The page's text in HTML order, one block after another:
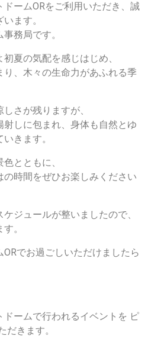
ドームORをご利用いただき、誠
ます。
務局です。
夏の気配を感じはじめ、
り、木々の生命力があふれる季
さが残りますが、
射しに包まれ、身体も自然とゆ
きます。
とともに、
の時間をぜひお楽しみください
ケジュールが整いましたので、
。
ORでお過ごしいただけましたら
ドームで行われるイベントを ピ
だきます。